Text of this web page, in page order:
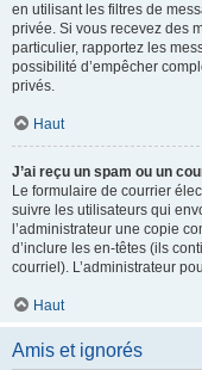
en utilisant les filtres de
privée. Si vous recevez des
particulier, rapportez les
possibilité d’empêcher
privés.
Haut
J’ai reçu un spam ou un
Le formulaire de courrier
suivre les utilisateurs qui
l’administrateur une copie
d’inclure les en-têtes (ils
courriel). L’administrateur
Haut
Amis et ignorés